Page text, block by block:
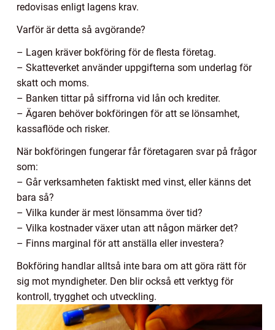
redovisas enligt lagens krav.
Varför är detta så avgörande?
– Lagen kräver bokföring för de flesta företag.
– Skatteverket använder uppgifterna som underlag för
skatt och moms.
– Banken tittar på siffrorna vid lån och krediter.
– Ägaren behöver bokföringen för att se lönsamhet,
kassaflöde och risker.
När bokföringen fungerar får företagaren svar på frågor
som:
– Går verksamheten faktiskt med vinst, eller känns det
bara så?
– Vilka kunder är mest lönsamma över tid?
– Vilka kostnader växer utan att någon märker det?
– Finns marginal för att anställa eller investera?
Bokföring handlar alltså inte bara om att göra rätt för
sig mot myndigheter. Den blir också ett verktyg för
kontroll, trygghet och utveckling.